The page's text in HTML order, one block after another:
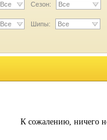
Все Сезон: Все
Все Шипы: Все
К сожалению, ничего